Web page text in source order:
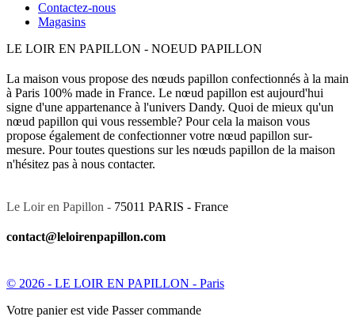
Contactez-nous
Magasins
LE LOIR EN PAPILLON - NOEUD PAPILLON
La maison vous propose des nœuds papillon confectionnés à la main
à Paris 100% made in France. Le nœud papillon est aujourd'hui
signe d'une appartenance à l'univers Dandy. Quoi de mieux qu'un
nœud papillon qui vous ressemble? Pour cela la maison vous
propose également de confectionner votre nœud papillon sur-
mesure. Pour toutes questions sur les nœuds papillon de la maison
n'hésitez pas à nous contacter.
Le Loir en Papillon - 75011 PARIS - France
contact@leloirenpapillon.com
© 2026 - LE LOIR EN PAPILLON - Paris
Votre panier est vide Passer commande